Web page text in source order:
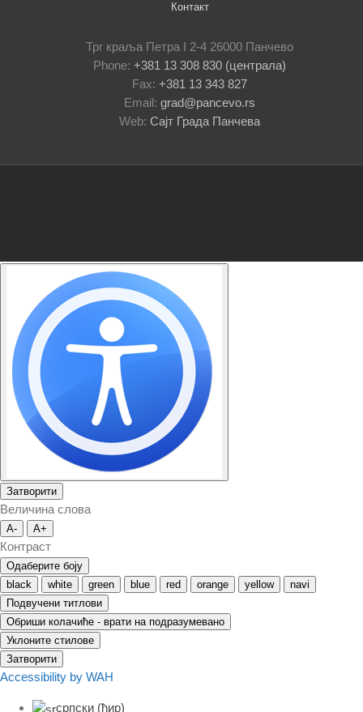
Контакт
Трг краља Петра I 2-4 26000 Панчево
Phone: +381 13 308 830 (централа)
Fax: +381 13 343 827
Email: grad@pancevo.rs
Web: Сајт Града Панчева
Затворити
Величина слова
A- A+
Контраст
Одаберите боју
black
white green blue red orange yellow
navi
Подвучени титлови
Обриши колачиће - врати на подразумевано
Уклоните стилове
Затворити
Accessibility by WAH
српски (ћир)